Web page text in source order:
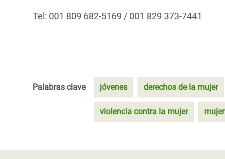
Tel: 001 809 682-5169 / 001 829 373-7441
Palabras clave jóvenes derechos de la mujer
violencia contra la mujer mujer